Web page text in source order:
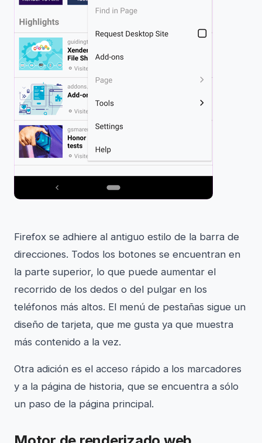
Firefox se adhiere al antiguo estilo de la barra de
direcciones. Todos los botones se encuentran en
la parte superior, lo que puede aumentar el
recorrido de los dedos o del pulgar en los
teléfonos más altos. El menú de pestañas sigue un
diseño de tarjeta, que me gusta ya que muestra
más contenido a la vez.
Otra adición es el acceso rápido a los marcadores
y a la página de historia, que se encuentra a sólo
un paso de la página principal.